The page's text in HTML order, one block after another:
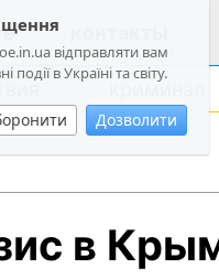
відправляти вам
в Україні та світу.
Дозволити
криминал
в